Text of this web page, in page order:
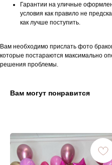
Гарантии на уличные
условия как правило не
как лучше поступить.
Вам необходимо прислать фото
которые постараются максимально
решения проблемы.
Вам могут понравится